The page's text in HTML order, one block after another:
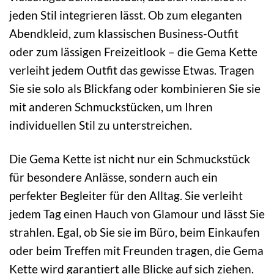
jeden Stil integrieren lässt. Ob zum eleganten
Abendkleid, zum klassischen Business-Outfit
oder zum lässigen Freizeitlook – die Gema Kette
verleiht jedem Outfit das gewisse Etwas. Tragen
Sie sie solo als Blickfang oder kombinieren Sie sie
mit anderen Schmuckstücken, um Ihren
individuellen Stil zu unterstreichen.
Die Gema Kette ist nicht nur ein Schmuckstück
für besondere Anlässe, sondern auch ein
perfekter Begleiter für den Alltag. Sie verleiht
jedem Tag einen Hauch von Glamour und lässt Sie
strahlen. Egal, ob Sie sie im Büro, beim Einkaufen
oder beim Treffen mit Freunden tragen, die Gema
Kette wird garantiert alle Blicke auf sich ziehen.